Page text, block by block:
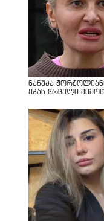
ნანუკა
ეკას ვრცელი